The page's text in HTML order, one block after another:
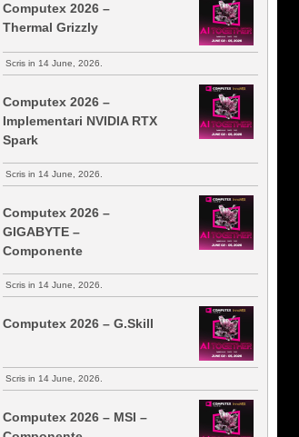
Computex 2026 –
Thermal Grizzly
Scris in 14 June, 2026.
Computex 2026 –
Implementari NVIDIA RTX
Spark
Scris in 14 June, 2026.
Computex 2026 –
GIGABYTE –
Componente
Scris in 14 June, 2026.
Computex 2026 – G.Skill
Scris in 14 June, 2026.
Computex 2026 – MSI –